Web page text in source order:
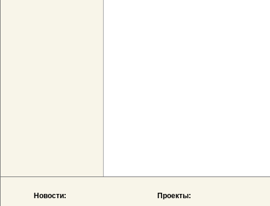
Новости: Проекты: